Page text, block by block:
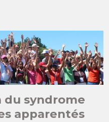
du syndrome
apparentés